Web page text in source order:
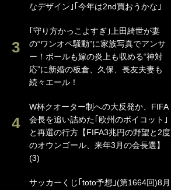
なデザイン｣｢今年は2nd買おうかな｣
｢守り方かっこよすぎ｣上田綺世が妻
の“ワンオペ騒動”に家族写真でアンサ
ー！ボールも嫁の炎上も収める“神対
応”に新婚の板倉、久保、長友夫妻も
続々エール！
W杯クオーター制への大反発か、FIFA
会長を追い詰めた｢欧州のボイコット｣
と再選の行方【FIFA3兆円の野望と2度
のオウンゴール、来年3月の会長選】
(3)
サッカーくじ｢toto予想｣(第1664回)8月